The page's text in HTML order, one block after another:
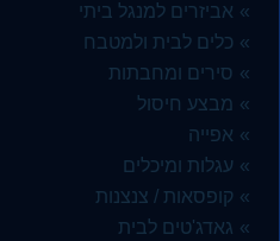
6.00 ₪
69.00 ₪
99.00 ₪
אביזרים למנגל ביתי
כלים לבית ולמטבח
סירים ומחבתות
מבצע חיסול
אפייה
עגלות ומיכלים
קופסאות / צנצנות
גאדג'טים לבית